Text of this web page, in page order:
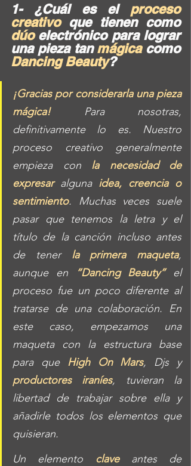
1- ¿Cuál es el proceso
creativo
que tienen como
dúo electrónico para lograr
una pieza tan mágica
como
Dancing Beauty?
¡Gracias por considerarla una pieza
mágica! Para nosotras,
definitivamente lo es. Nuestro
proceso creativo generalmente
empieza con la necesidad de
expresar alguna idea, creencia o
sentimiento. Muchas veces suele
pasar que tenemos la letra y el
título de la canción incluso antes
de tener la primera maqueta,
aunque en
“Dancing Beauty” el
proceso fue un poco diferente al
tratarse de una colaboración. En
este caso, empezamos una
maqueta con la estructura base
para que High On Mars
, Djs y
productores iraníes, tuvieran la
libertad de trabajar sobre ella y
añadirle todos los elementos que
quisieran.
Un elemento
clave antes de